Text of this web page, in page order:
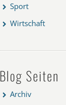
Sport
Wirtschaft
Blog Seiten
Archiv